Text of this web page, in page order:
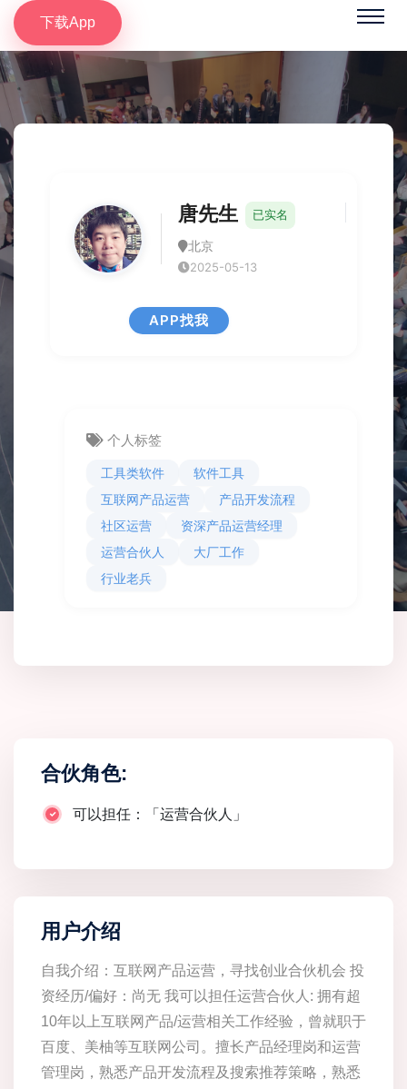
下载App
唐先生 已实名
北京
2025-05-13
APP找我
个人标签
工具类软件
软件工具
互联网产品运营
产品开发流程
社区运营
资深产品运营经理
运营合伙人
大厂工作
行业老兵
合伙角色:
可以担任：「运营合伙人」
用户介绍
自我介绍：互联网产品运营，寻找创业合伙机会 投
资经历/偏好：尚无 我可以担任运营合伙人: 拥有超
10年以上互联网产品/运营相关工作经验，曾就职于
百度、美柚等互联网公司。擅长产品经理岗和运营
管理岗，熟悉产品开发流程及搜索推荐策略，熟悉